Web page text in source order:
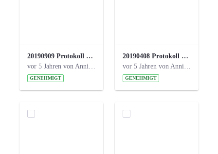
20190909 Protokoll 27. Steuerungskreis.pdf
vor 5 Jahren von Anni Schlumberger
GENEHMIGT
20190408 Protokoll 26. Steuerungskreis.pdf
vor 5 Jahren von Anni Schlumberger
GENEHMIGT